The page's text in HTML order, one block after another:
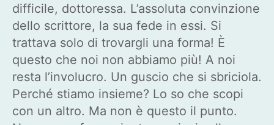
difficile, dottoressa. L’assoluta convinzione
dello scrittore, la sua fede in essi. Si
trattava solo di trovargli una forma! È
questo che noi non abbiamo più! A noi
resta l’involucro. Un guscio che si sbriciola.
Perché stiamo insieme? Lo so che scopi
con un altro. Ma non è questo il punto.